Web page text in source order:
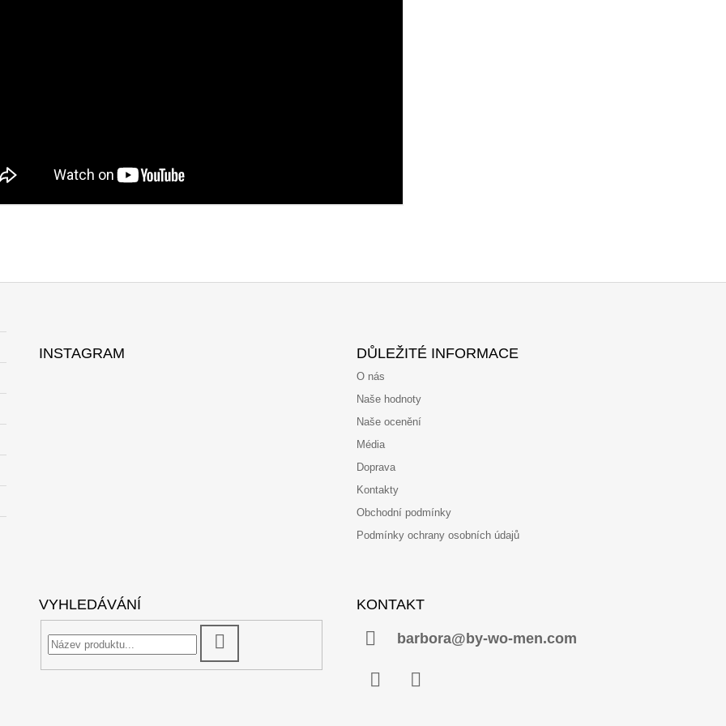
INSTAGRAM DŮLEŽITÉ INFORMACE
O nás
Naše hodnoty
Naše ocenění
Média
Doprava
Kontakty
Obchodní podmínky
Podmínky ochrany osobních údajů
VYHLEDÁVÁNÍ KONTAKT
barbora@by-wo-men.com